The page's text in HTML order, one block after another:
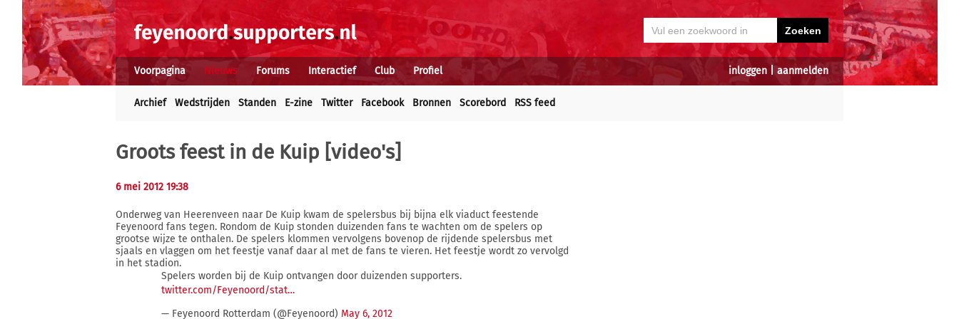
inloggen aanmelden
Voorpagina Nieuws Forums Interactief Club Profiel
Archief Wedstrijden Standen E-zine Twitter Facebook Bronnen Scorebord RSS feed
Groots feest in de Kuip [video's]
6 mei 2012 19:38
Onderweg van Heerenveen naar De Kuip kwam de spelersbus bij bijna elk viaduct feestende
Feyenoord fans tegen. Rondom de Kuip stonden duizenden fans te wachten om de spelers op
grootse wijze te onthalen. De spelers klommen vervolgens bovenop de rijdende spelersbus met
sjaals en vlaggen om het feestje vanaf daar al met de fans te vieren. Het feestje wordt zo vervolgd
in het stadion.
Spelers worden bij de Kuip ontvangen door duizenden supporters.
twitter.com/Feyenoord/stat…
— Feyenoord Rotterdam (@Feyenoord) May 6, 2012